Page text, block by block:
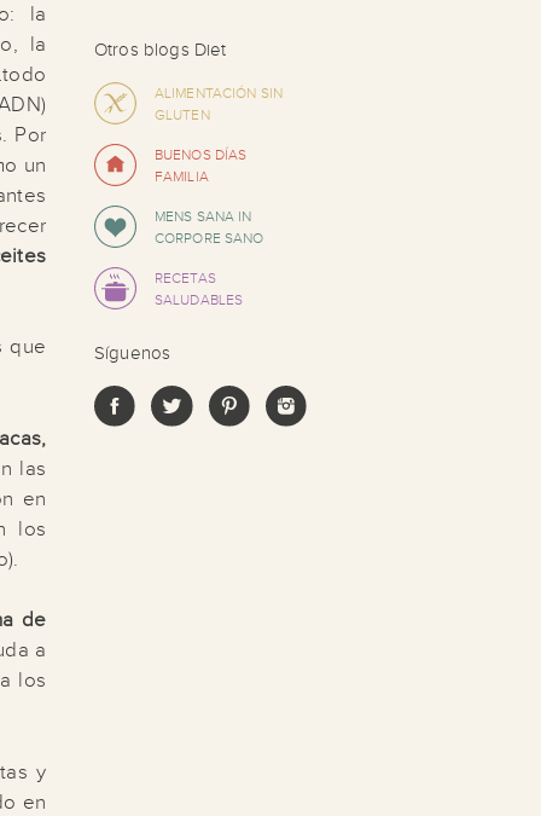
la
la
Por
un
que
las
en
los
de
a
los
y
en
Otros blogs Diet
ALIMENTACIÓN SIN
GLUTEN
BUENOS DÍAS
FAMILIA
MENS SANA IN
CORPORE SANO
RECETAS
SALUDABLES
Síguenos